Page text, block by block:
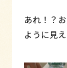
あれ！？
ように見